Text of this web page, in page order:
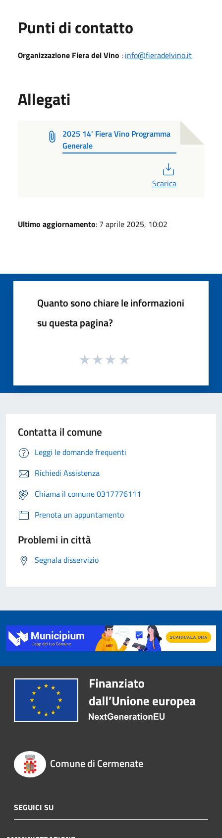
Punti di contatto
Organizzazione Fiera del Vino : info@fieradelvino.it
Allegati
2025 14' Fiera Vino Programma
Generale
Scarica
Ultimo aggiornamento: 7 aprile 2025, 10:02
Quanto sono chiare le informazioni
su questa pagina?
Contatta il comune
Leggi le domande frequenti
Richiedi Assistenza
Chiama il comune 0317776111
Prenota un appuntamento
Problemi in città
Segnala disservizio
Comune di Cermenate
SEGUICI SU